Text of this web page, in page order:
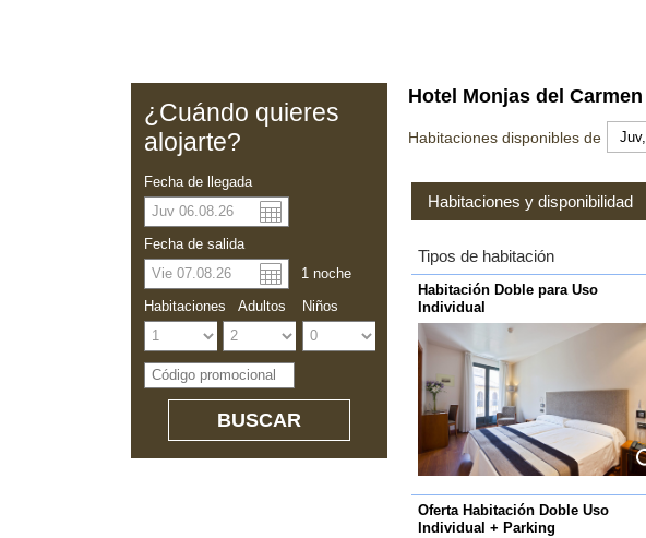
Yuan chino
¿Cuándo quieres
alojarte?
Fecha de llegada
Fecha de salida
1 noche
Habitaciones Adultos Niños
Hotel Monjas del Carmen
Habitaciones disponibles de
Habitaciones y disponibilidad
Tipos de habitación
Habitación Doble para Uso
Individual
Oferta Habitación Doble Uso
Individual + Parking